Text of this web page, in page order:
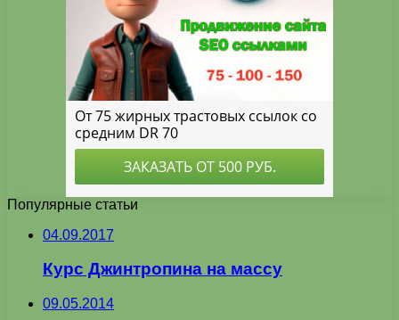
Популярные статьи
04.09.2017
Курс Джинтропина на массу
09.05.2014